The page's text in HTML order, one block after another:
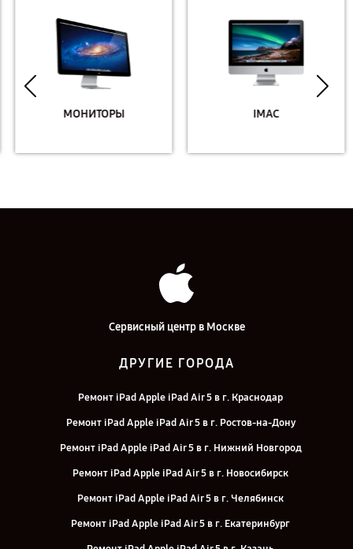
МОНИТОРЫ IMAC
Сервисный центр в Москве
ДРУГИЕ ГОРОДА
Ремонт iPad Apple iPad Air 5 в г. Краснодар
Ремонт iPad Apple iPad Air 5 в г. Ростов-на-Дону
Ремонт iPad Apple iPad Air 5 в г. Нижний Новгород
Ремонт iPad Apple iPad Air 5 в г. Новосибирск
Ремонт iPad Apple iPad Air 5 в г. Челябинск
Ремонт iPad Apple iPad Air 5 в г. Екатеринбург